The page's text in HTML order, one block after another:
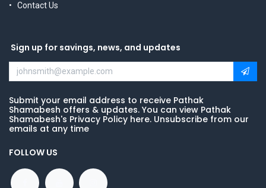
Contact Us
Sign up for savings, news, and updates
Submit your email address to receive Pathak
Shamabesh offers & updates. You can view Pathak
Shamabesh's Privacy Policy here. Unsubscribe from our
emails at any time
FOLLOW US